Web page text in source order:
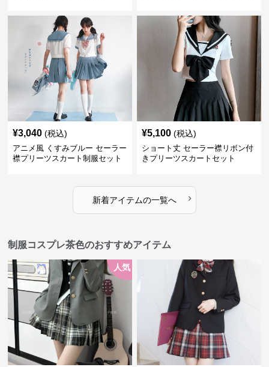
¥3,040 (税込)
アニメ風 くすみブルー セーラー
襟プリーツスカート制服セット
¥5,100 (税込)
ショート丈 セーラー襟リボン付
きプリーツスカートセット
新着アイテムの一覧へ ›
制服コスプレ茶色のおすすめアイテム
人気